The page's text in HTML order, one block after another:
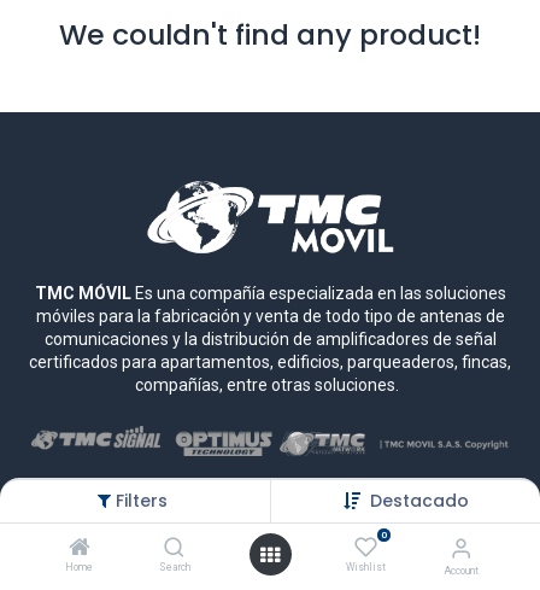
Filters Destacado
Home Search
0
Wishlist Account
We couldn't find any product!
TMC MÓVIL Es una compañía especializada en las soluciones
móviles para la fabricación y venta de todo tipo de antenas de
comunicaciones y la distribución de amplificadores de señal
certificados para apartamentos, edificios, parqueaderos, fincas,
compañías, entre otras soluciones.
Escríbenos
(+57) 3173685558